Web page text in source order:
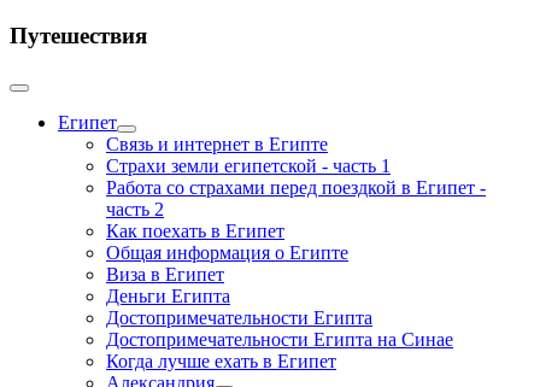
Путешествия
Египет
Связь и интернет в Египте
Страхи земли египетской - часть 1
Работа со страхами перед поездкой в Египет -
часть 2
Как поехать в Египет
Общая информация о Египте
Виза в Египет
Деньги Египта
Достопримечательности Египта
Достопримечательности Египта на Синае
Когда лучше ехать в Египет